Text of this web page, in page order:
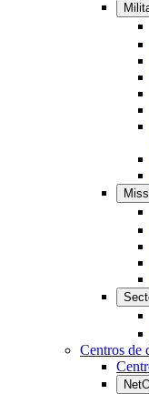
Centros de